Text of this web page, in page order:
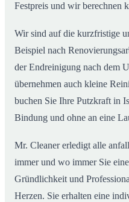
Festpreis und wir berechnen
Wir sind auf die kurzfristige
Beispiel nach
der Endreinigung nach dem
übernehmen auch kleine
buchen Sie Ihre Putzkraft in
Bindung und ohne an eine
Mr. Cleaner erledigt alle
immer und wo immer Sie
Gründlichkeit und
Herzen. Sie erhalten eine